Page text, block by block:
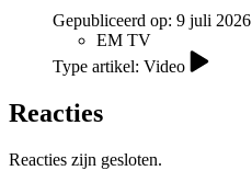
Gepubliceerd op: 9 juli 2026
EM TV
Type artikel: Video
Reacties
Reacties zijn gesloten.